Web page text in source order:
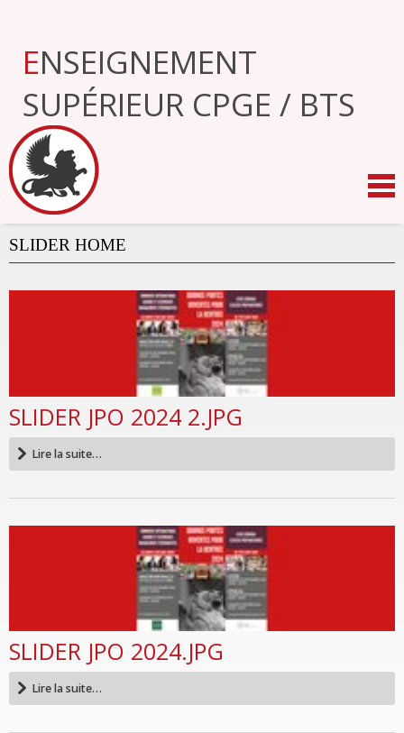
navigation
ENSEIGNEMENT
SUPÉRIEUR CPGE / BTS
SLIDER HOME
SLIDER JPO 2024 2.JPG
Lire la suite…
SLIDER JPO 2024.JPG
Lire la suite…